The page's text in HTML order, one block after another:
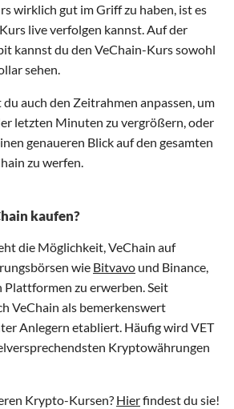
wirklich gut im Griff zu haben, ist es
live verfolgen kannst. Auf der
kannst du den VeChain-Kurs sowohl
sehen.
auch den Zeitrahmen anpassen, um
letzten Minuten zu vergrößern, oder
genaueren Blick auf den gesamten
zu werfen.
kaufen?
die Möglichkeit, VeChain auf
wie Bitvavo und Binance,
Plattformen zu erwerben. Seit
VeChain als bemerkenswert
Anlegern etabliert. Häufig wird VET
Kryptowährungen
Krypto-Kursen? Hierfindest du sie!